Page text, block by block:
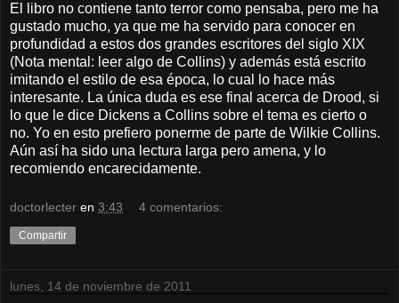
El libro no contiene tanto terror como pensaba, pero me ha
gustado mucho, ya que me ha servido para conocer en
profundidad a estos dos grandes escritores del siglo XIX
(Nota mental: leer algo de Collins) y además está escrito
imitando el estilo de esa época, lo cual lo hace más
interesante. La única duda es ese final acerca de Drood, si
lo que le dice Dickens a Collins sobre el tema es cierto o
no. Yo en esto prefiero ponerme de parte de Wilkie Collins.
Aún así ha sido una lectura larga pero amena, y lo
recomiendo encarecidamente.
doctorlecter en 3:43 4 comentarios:
Compartir
lunes, 14 de noviembre de 2011